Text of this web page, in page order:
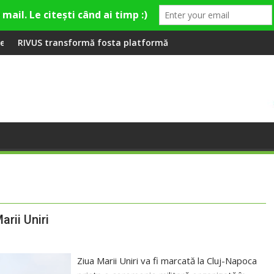
la Fashion Village
fosta platformă Carbochim într-un nou centru cultural și
Uniri
Ziua Marii Uniri va fi marcată la Cluj-Napoca